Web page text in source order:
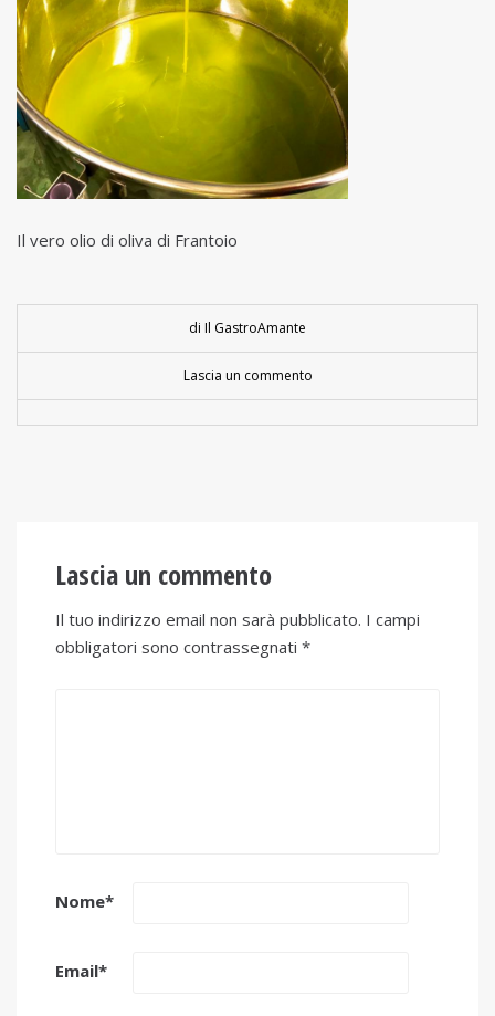
Il vero olio di oliva di Frantoio
di Il GastroAmante
Lascia un commento
Lascia un commento
Il tuo indirizzo email non sarà pubblicato. I campi
obbligatori sono contrassegnati *
Nome*
Email*